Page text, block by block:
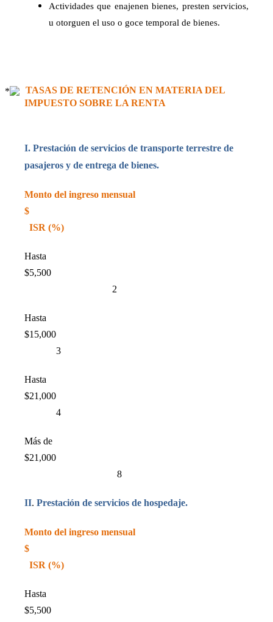
Actividades que enajenen bienes, presten servicios,
u otorguen el uso o goce temporal de bienes.
TASAS DE RETENCIÓN EN MATERIA DEL
IMPUESTO SOBRE LA RENTA
I. Prestación de servicios de transporte terrestre de
pasajeros y de entrega de bienes.
Monto del ingreso mensual
$
ISR (%)
Hasta
$5,500
2
Hasta
$15,000
3
Hasta
$21,000
4
Más de
$21,000
8
II. Prestación de servicios de hospedaje.
Monto del ingreso mensual
$
ISR (%)
Hasta
$5,500